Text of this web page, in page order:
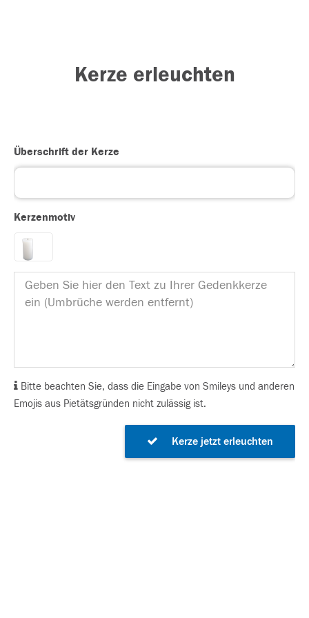
Kerze erleuchten
Überschrift der Kerze
Kerzenmotiv
Bitte beachten Sie, dass die Eingabe von Smileys und anderen
Emojis aus Pietätsgründen nicht zulässig ist.
Kerze jetzt erleuchten